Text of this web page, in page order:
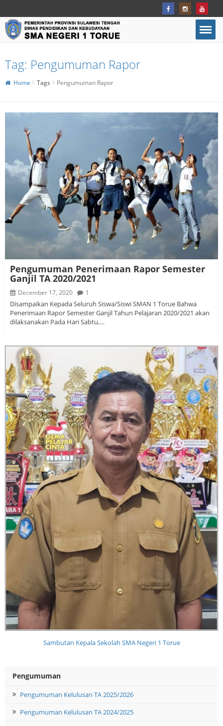
Tag: Pengumuman Rapor
Home Tags Pengumuman Rapor
Pengumuman Penerimaan Rapor Semester
Ganjil TA 2020/2021
December 17, 2020 1
Disampaikan Kepada Seluruh Siswa/Siswi SMAN 1 Torue Bahwa
Penerimaan Rapor Semester Ganjil Tahun Pelajaran 2020/2021 akan
dilaksanakan Pada Hari Sabtu,…
Sambutan Kepala Sekolah SMA Negeri 1 Torue
Pengumuman
Pengumuman Kelulusan TA 2025/2026
Pengumuman Kelulusan TA 2024/2025